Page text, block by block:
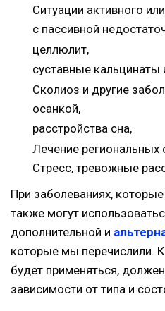
Ситуации активного
с пассивной
целлюлит,
суставные кальцинаты
Сколиоз и другие
осанкой,
расстройства сна,
Лечение региональных
Стресс, тревожные
При заболеваниях,
также могут
дополнительной и
которые мы перечислили.
будет применяться,
зависимости от типа и